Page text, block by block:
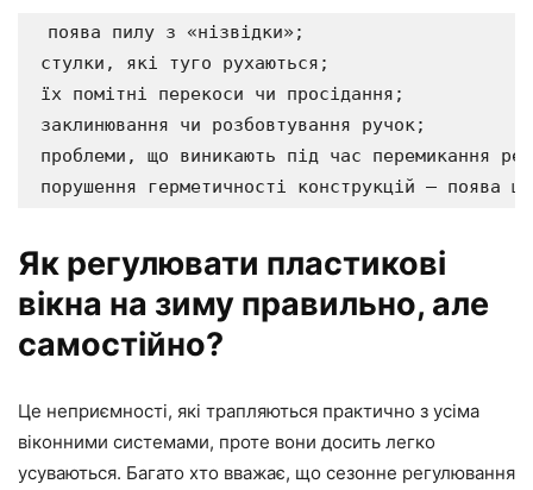
поява пилу з «нізвідки»;
стулки, які туго рухаються;
їх помітні перекоси чи просідання;
заклинювання чи розбовтування ручок;
проблеми, що виникають під час перемикання
порушення герметичності конструкцій – поява
Як регулювати пластикові
вікна на зиму правильно, але
самостійно?
Це неприємності, які трапляються практично з усіма
віконними системами, проте вони досить легко
усуваються. Багато хто вважає, що сезонне регулювання